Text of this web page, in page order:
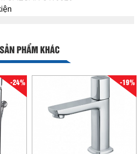
SẢN PHẨM KHÁC
-24% -19%